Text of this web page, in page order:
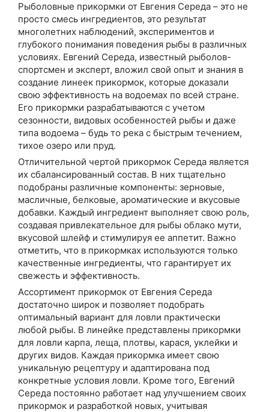
Рыболовные прикормки от Евгения Середа – это не
просто смесь ингредиентов, это результат
многолетних наблюдений, экспериментов и
глубокого понимания поведения рыбы в различных
условиях. Евгений Середа, известный рыболов-
спортсмен и эксперт, вложил свой опыт и знания в
создание линеек прикормок, которые доказали
свою эффективность на водоемах по всей стране.
Его прикормки разрабатываются с учетом
сезонности, видовых особенностей рыбы и даже
типа водоема – будь то река с быстрым течением,
тихое озеро или пруд.
Отличительной чертой прикормок Середа является
их сбалансированный состав. В них тщательно
подобраны различные компоненты: зерновые,
масличные, белковые, ароматические и вкусовые
добавки. Каждый ингредиент выполняет свою роль,
создавая привлекательное для рыбы облако мути,
вкусовой шлейф и стимулируя ее аппетит. Важно
отметить, что в прикормках используются только
качественные ингредиенты, что гарантирует их
свежесть и эффективность.
Ассортимент прикормок от Евгения Середа
достаточно широк и позволяет подобрать
оптимальный вариант для ловли практически
любой рыбы. В линейке представлены прикормки
для ловли карпа, леща, плотвы, карася, уклейки и
других видов. Каждая прикормка имеет свою
уникальную рецептуру и адаптирована под
конкретные условия ловли. Кроме того, Евгений
Середа постоянно работает над улучшением своих
прикормок и разработкой новых, учитывая